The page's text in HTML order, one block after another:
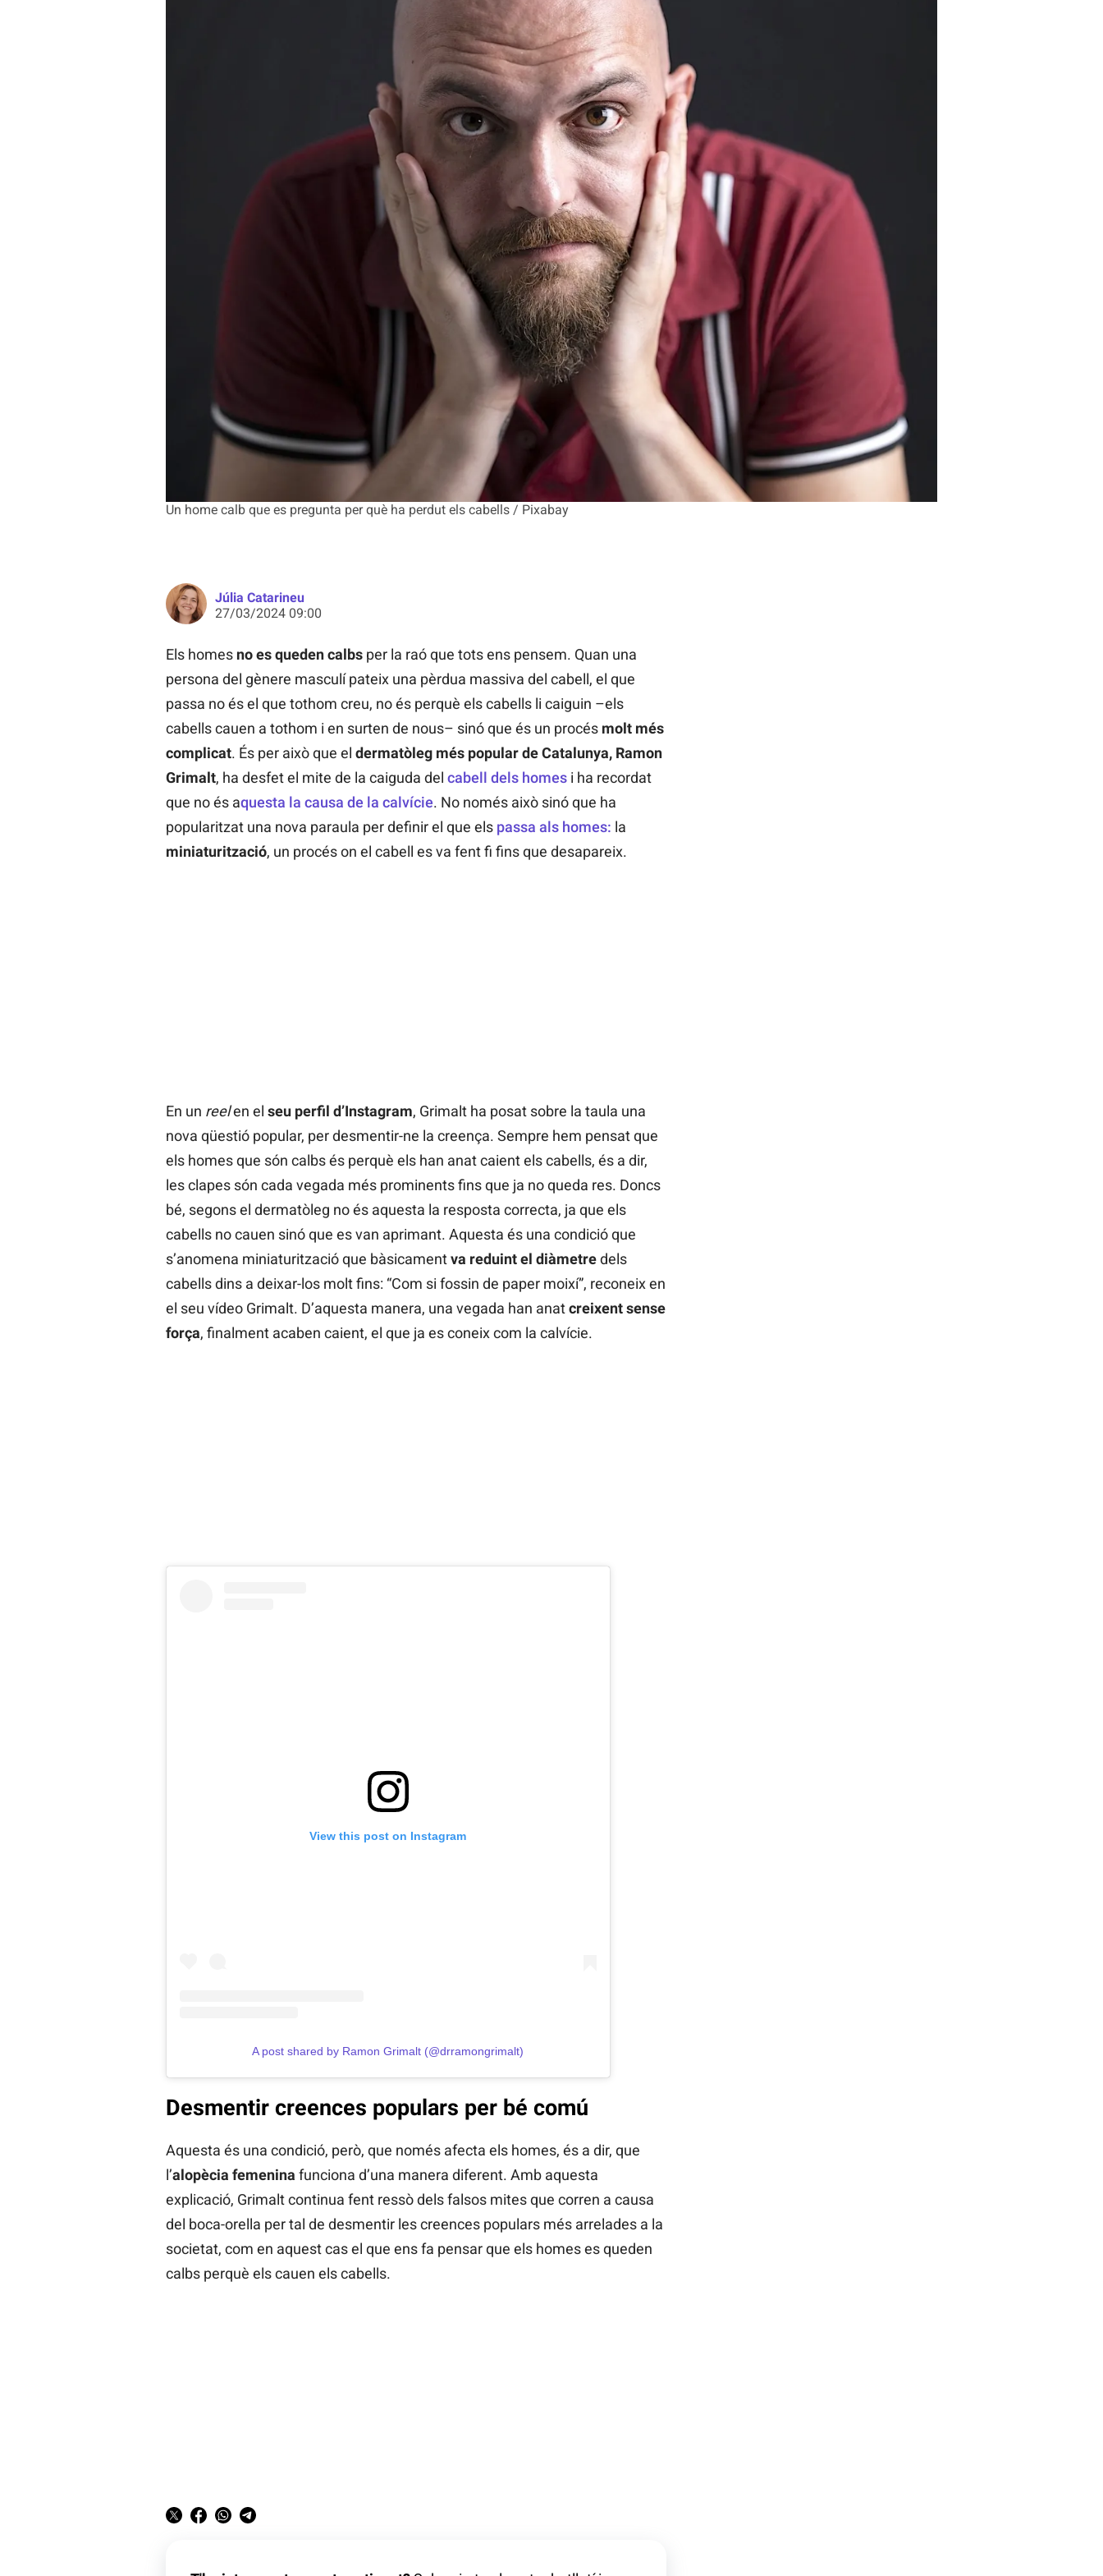
Un home calb que es pregunta per què ha perdut els cabells / Pixabay
Júlia Catarineu
27/03/2024 09:00
Els homes no es queden calbsper la raó que tots ens pensem. Quan una
persona del gènere masculí pateix una pèrdua massiva del cabell, el que
passa no és el que tothom creu, no és perquè els cabells li caiguin –els
cabells cauen a tothom i en surten de nous– sinó que és un procés molt més
complicat. És per això que el dermatòleg més popular de Catalunya, Ramon
Grimalt, ha desfet el mite de la caiguda del cabell dels homesi ha recordat
que no és aquesta la causa de la calvície. No només això sinó que ha
popularitzat una nova paraula per definir el que els passa als homes: la
miniaturització, un procés on el cabell es va fent fi fins que desapareix.
En un reelen el seu perfil d’Instagram, Grimalt ha posat sobre la taula una
nova qüestió popular, per desmentir-ne la creença. Sempre hem pensat que
els homes que són calbs és perquè els han anat caient els cabells, és a dir,
les clapes són cada vegada més prominents fins que ja no queda res. Doncs
bé, segons el dermatòleg no és aquesta la resposta correcta, ja que els
cabells no cauen sinó que es van aprimant. Aquesta és una condició que
s’anomena miniaturització que bàsicamentva reduint el diàmetredels
cabells dins a deixar-los molt fins: “Com si fossin de paper moixí”, reconeix en
el seu vídeo Grimalt. D’aquesta manera, una vegada han anatcreixent sense
força, finalment acaben caient, el que ja es coneix com la calvície.
View this post on Instagram
A post shared by Ramon Grimalt (@drramongrimalt)
Desmentir creences populars per bé comú
Aquesta és una condició, però, que només afecta els homes, és a dir, que
l’alopècia femenina funciona d’una manera diferent. Amb aquesta
explicació, Grimalt continua fent ressò dels falsos mites que corren a causa
del boca-orella per tal de desmentir les creences populars més arrelades a la
societat, com en aquest cas el que ens fa pensar que els homes es queden
calbs perquè els cauen els cabells.